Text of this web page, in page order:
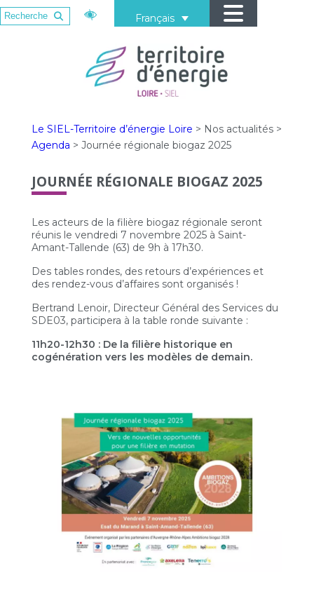
Français
Le SIEL-Territoire d’énergie Loire > Nos actualités>
Agenda > Journée régionale biogaz 2025
JOURNÉE RÉGIONALE BIOGAZ 2025
Les acteurs de la filière biogaz régionale seront
réunis le vendredi 7 novembre 2025 à Saint-
Amant-Tallende (63) de 9h à 17h30.
Des tables rondes, des retours d’expériences et
des rendez-vous d’affaires sont organisés !
Bertrand Lenoir, Directeur Général des Services du
SDE03, participera à la table ronde suivante :
11h20-12h30 : De la filière historique en
cogénération vers les modèles de demain.